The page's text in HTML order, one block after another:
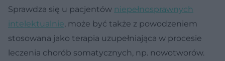
Sprawdza się u pacjentów niepełnosprawnych
intelektualnie, może być także z powodzeniem
stosowana jako terapia uzupełniająca w procesie
leczenia chorób somatycznych, np. nowotworów.